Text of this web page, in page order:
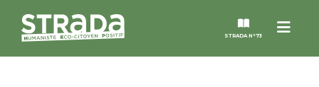
Menu
STRADA N°73